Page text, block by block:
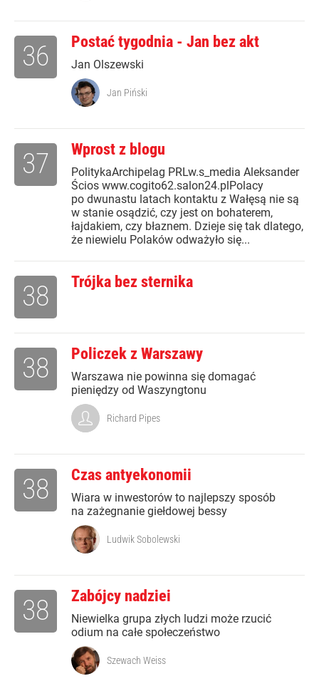
Postać tygodnia - Jan bez akt
Jan Olszewski
36
Jan Piński
Wprost z blogu
PolitykaArchipelag PRLw.s_media Aleksander
Ścios www.cogito62.salon24.plPolacy
po dwunastu latach kontaktu z Wałęsą nie są
w stanie osądzić, czy jest on bohaterem,
łajdakiem, czy błaznem. Dzieje się tak dlatego,
że niewielu Polaków odważyło się...
37
Trójka bez sternika
38
Policzek z Warszawy
Warszawa nie powinna się domagać
pieniędzy od Waszyngtonu
38
Richard Pipes
Czas antyekonomii
Wiara w inwestorów to najlepszy sposób
na zażegnanie giełdowej bessy
38
Ludwik Sobolewski
Zabójcy nadziei
Niewielka grupa złych ludzi może rzucić
odium na całe społeczeństwo
38
Szewach Weiss